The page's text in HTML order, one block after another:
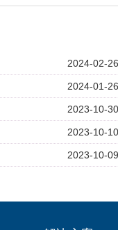
2024-02-26
2024-01-26
2023-10-30
2023-10-10
2023-10-09